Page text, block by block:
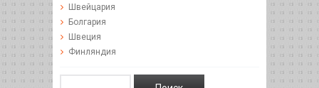
Швейцария
Болгария
Швеция
Финляндия